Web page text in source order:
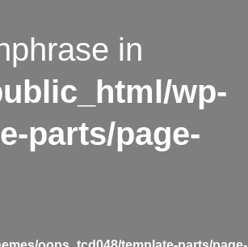
in
wp-
parts/page-